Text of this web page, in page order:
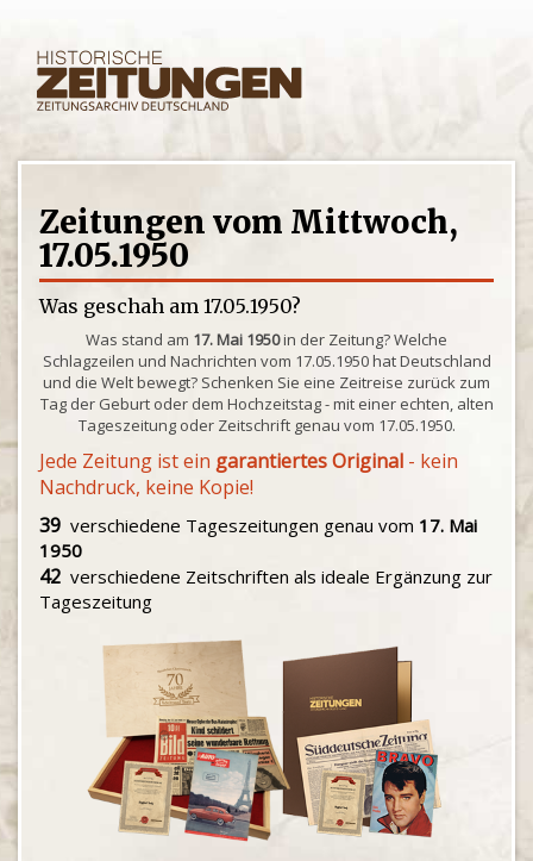
Zeitungen vom Mittwoch,
17.05.1950
Was geschah am 17.05.1950?
Was stand am 17. Mai 1950in der Zeitung? Welche
Schlagzeilen und Nachrichten vom 17.05.1950 hat Deutschland
und die Welt bewegt? Schenken Sie eine Zeitreise zurück zum
Tag der Geburt oder dem Hochzeitstag - mit einer echten, alten
Tageszeitung oder Zeitschrift genau vom 17.05.1950.
Jede Zeitung ist ein garantiertes Original - kein
Nachdruck, keine Kopie!
39 verschiedene Tageszeitungen genau vom 17. Mai
1950
42 verschiedene Zeitschriften als ideale Ergänzung zur
Tageszeitung